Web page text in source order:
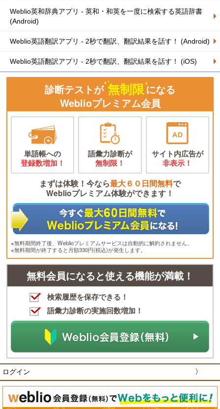
Weblio英和辞典アプリ - 英和・和英を一度に検索する英語辞書
(Android)
Weblio英語翻訳アプリ - 2秒で翻訳、翻訳結果を話す！ (Android)
Weblio英語翻訳アプリ - 2秒で翻訳、翻訳結果を話す！ (iOS)
診断テストが 無制限になる
Weblioプレミアム会員
単語帳への
登録数増加！
語彙力診断が
無制限！
サイト内広告が
非表示！
まずは体験！今なら最大６０日間無料で
Weblioプレミアム体験ができます！
※無料期間終了後、Weblioプレミアムサービスは自動的に解約されません。
※無料期間が終了すると月額330円(税込)が発生します。
無料会員になると使える機能が満載！
検索履歴を保存できる！
語彙力診断の実施回数増加！
ログイン 〉